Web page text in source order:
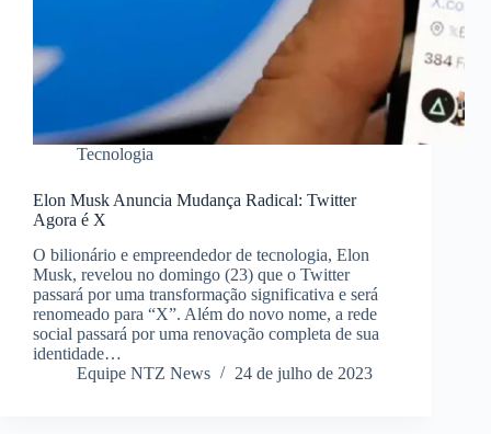
Tecnologia
Elon Musk Anuncia Mudança Radical: Twitter
Agora é X
O bilionário e empreendedor de tecnologia, Elon
Musk, revelou no domingo (23) que o Twitter
passará por uma transformação significativa e será
renomeado para “X”. Além do novo nome, a rede
social passará por uma renovação completa de sua
identidade…
Equipe NTZ News
24 de julho de 2023